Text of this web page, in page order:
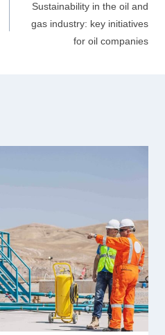
Sustainability in the oil and
gas industry: key initiatives
for oil companies